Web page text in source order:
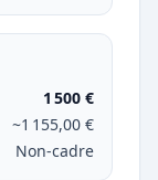
1 500 €
~1 155,00 €
Non-cadre